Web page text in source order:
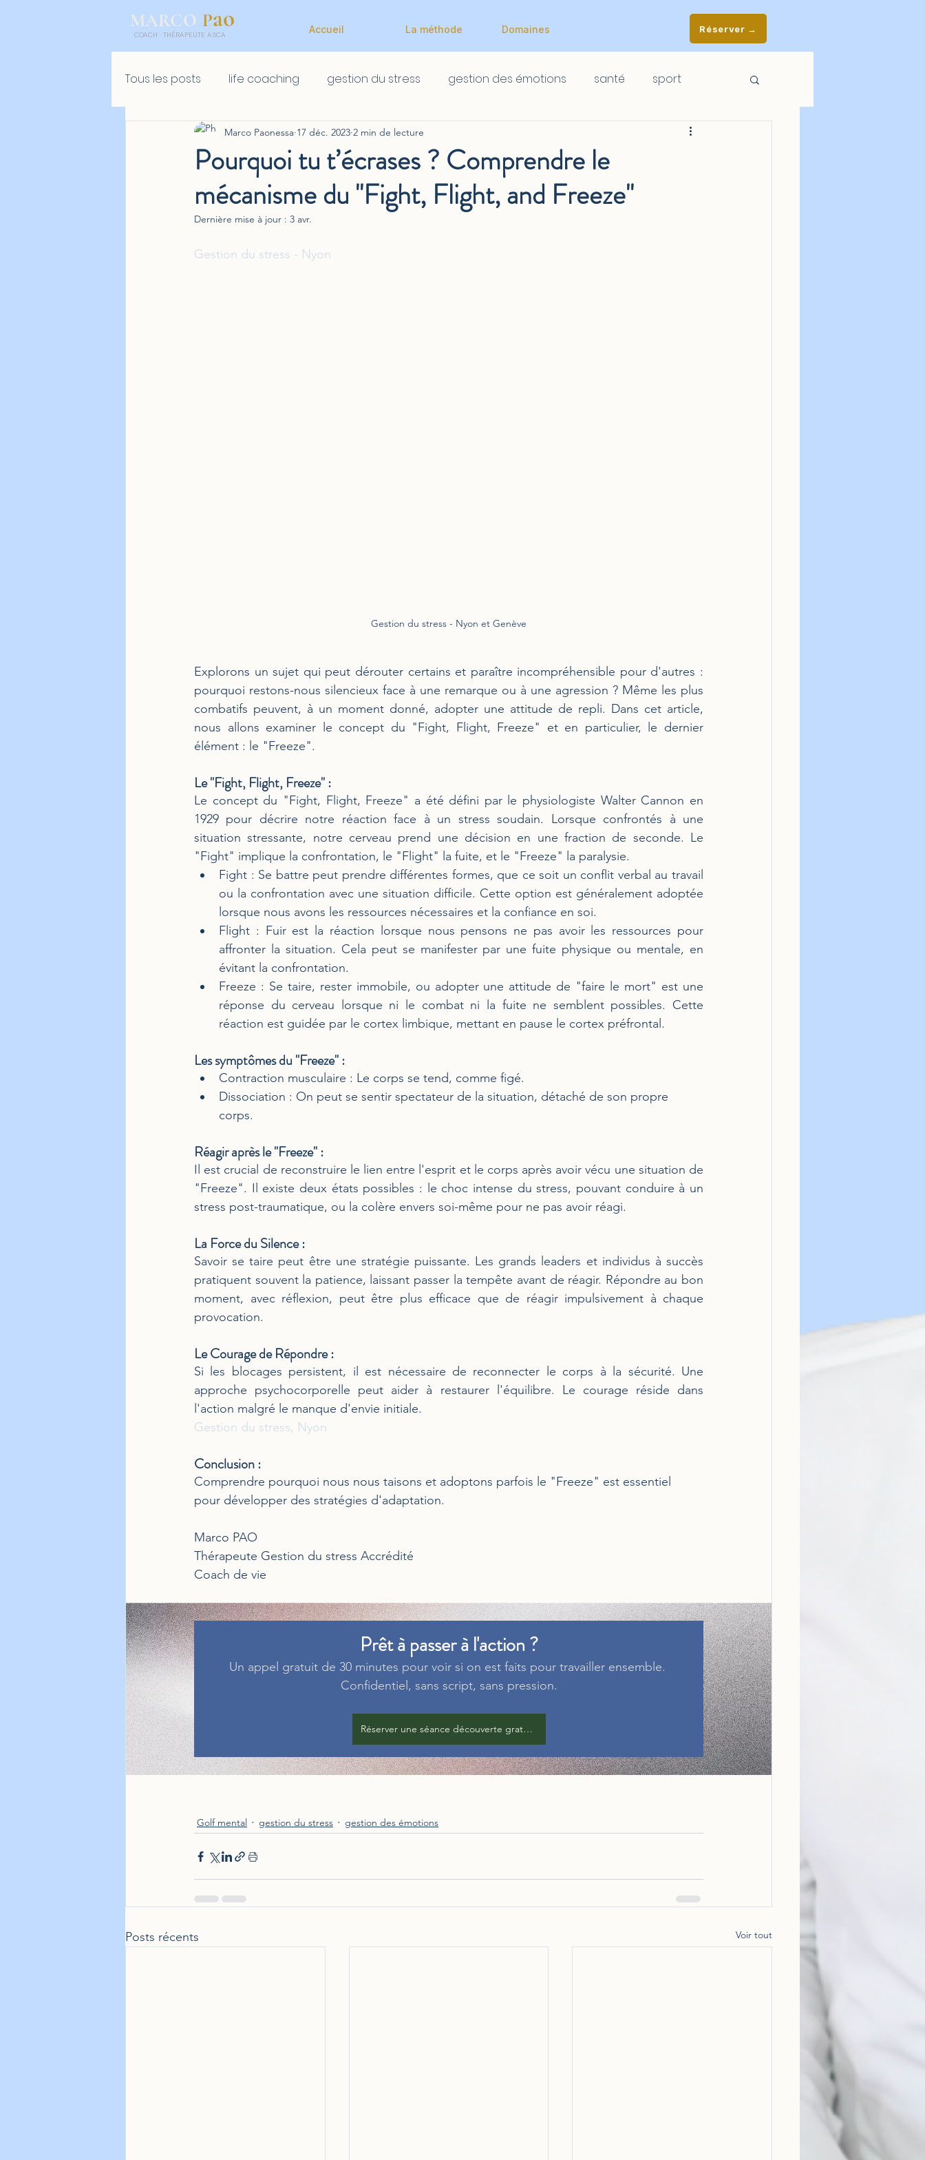
MARCO Pao
COACH · THÉRAPEUTE ASCA Accueil La méthode Domaines Réserver →
Tous les posts life coaching gestion du stress gestion des émotions santé sport
Golf mental Retreat Scolaire Scolaire
Pourquoi tu t’écrases ? Comprendre le
mécanisme du "Fight, Flight, and Freeze"
Marco Paonessa 17 déc. 2023 2 min de lecture
Dernière mise à jour : 3 avr.
Gestion du stress - Nyon
Gestion du stress - Nyon et Genève
Explorons un sujet qui peut dérouter certains et paraître incompréhensible pour d'autres :
pourquoi restons-nous silencieux face à une remarque ou à une agression ? Même les plus
combatifs peuvent, à un moment donné, adopter une attitude de repli. Dans cet article,
nous allons examiner le concept du "Fight, Flight, Freeze" et en particulier, le dernier
élément : le "Freeze".
Le "Fight, Flight, Freeze" :
Le concept du "Fight, Flight, Freeze" a été défini par le physiologiste Walter Cannon en
1929 pour décrire notre réaction face à un stress soudain. Lorsque confrontés à une
situation stressante, notre cerveau prend une décision en une fraction de seconde. Le
"Fight" implique la confrontation, le "Flight" la fuite, et le "Freeze" la paralysie.
Fight : Se battre peut prendre différentes formes, que ce soit un conflit verbal au travail
ou la confrontation avec une situation difficile. Cette option est généralement adoptée
lorsque nous avons les ressources nécessaires et la confiance en soi.
Flight : Fuir est la réaction lorsque nous pensons ne pas avoir les ressources pour
affronter la situation. Cela peut se manifester par une fuite physique ou mentale, en
évitant la confrontation.
Freeze : Se taire, rester immobile, ou adopter une attitude de "faire le mort" est une
réponse du cerveau lorsque ni le combat ni la fuite ne semblent possibles. Cette
réaction est guidée par le cortex limbique, mettant en pause le cortex préfrontal.
Les symptômes du "Freeze" :
Contraction musculaire : Le corps se tend, comme figé.
Dissociation : On peut se sentir spectateur de la situation, détaché de son propre
corps.
Réagir après le "Freeze" :
Il est crucial de reconstruire le lien entre l'esprit et le corps après avoir vécu une situation de
"Freeze". Il existe deux états possibles : le choc intense du stress, pouvant conduire à un
stress post-traumatique, ou la colère envers soi-même pour ne pas avoir réagi.
La Force du Silence :
Savoir se taire peut être une stratégie puissante. Les grands leaders et individus à succès
pratiquent souvent la patience, laissant passer la tempête avant de réagir. Répondre au bon
moment, avec réflexion, peut être plus efficace que de réagir impulsivement à chaque
provocation.
Le Courage de Répondre :
Si les blocages persistent, il est nécessaire de reconnecter le corps à la sécurité. Une
approche psychocorporelle peut aider à restaurer l'équilibre. Le courage réside dans
l'action malgré le manque d'envie initiale.
Gestion du stress, Nyon
Conclusion :
Comprendre pourquoi nous nous taisons et adoptons parfois le "Freeze" est essentiel
pour développer des stratégies d'adaptation.
Marco PAO
Thérapeute Gestion du stress Accrédité
Coach de vie
Prêt à passer à l'action ?
Un appel gratuit de 30 minutes pour voir si on est faits pour travailler ensemble.
Confidentiel, sans script, sans pression.
Réserver une séance découverte gratuite
Golf mental gestion du stress gestion des émotions
Posts récents Voir tout